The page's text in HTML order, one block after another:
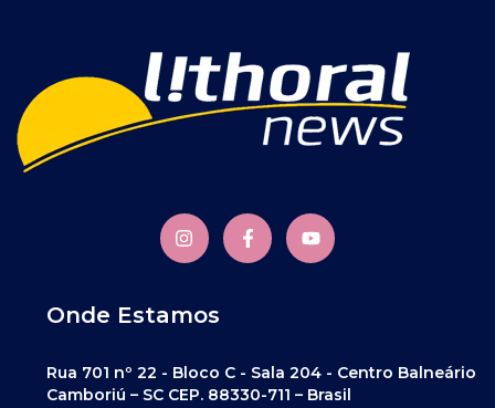
Onde Estamos
Rua 701 nº 22 - Bloco C - Sala 204 - Centro Balneário
Camboriú – SC CEP. 88330-711 – Brasil